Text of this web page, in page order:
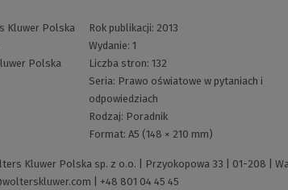
Kluwer Polska
Polska
Rok publikacji: 2013
Wydanie:1
Liczba stron:132
Seria: Prawo oświatowe w pytaniach i
odpowiedziach
Rodzaj: Poradnik
Format:A5 (148 × 210 mm)
Kluwer Polska sp. z o.o. | Przyokopowa 33 | 01-208 |
+48 801 04 45 45